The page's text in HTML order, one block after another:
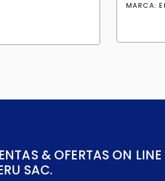
MARCA:
& OFERTAS ON LINE
SAC.